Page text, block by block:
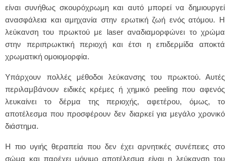
είναι συνήθως σκουρόχρωμη και αυτό μπορεί να δημιουργεί
ανασφάλεια και αμηχανία στην ερωτική ζωή ενός ατόμου. Η
λεύκανση του πρωκτού με laser αναδιαμορφώνει το χρώμα
στην περιπρωκτική περιοχή και έτσι η επιδερμίδα αποκτά
χρωματική ομοιομορφία.
Υπάρχουν πολλές μέθοδοι λεύκανσης του πρωκτού. Αυτές
περιλαμβάνουν ειδικές κρέμες ή χημικό peeling που αφενός
λευκαίνει το δέρμα της περιοχής, αφετέρου, όμως, το
αποτέλεσμα που προσφέρουν δεν διαρκεί για μεγάλο χρονικό
διάστημα.
Η πιο υγιής θεραπεία που δεν έχει αρνητικές συνέπειες στο
σώμα και παρέχει μόνιμο αποτέλεσμα είναι η λεύκανση του